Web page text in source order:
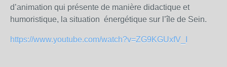
d’animation qui présente de manière didactique et
humoristique, la situation énergétique sur l’île de Sein.
https://www.youtube.com/watch?v=ZG9KGUxfV_I